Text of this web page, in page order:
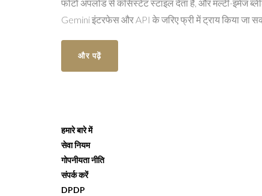
फोटो अपलोड से कंसिस्टेंट स्टाइल देता है, और मल्टी-इमेज
Gemini इंटरफेस और API के जरिए फ्री में ट्राय किया जा
और पढ़ें
हमारे बारे में
सेवा नियम
गोपनीयता नीति
संपर्क करें
DPDP